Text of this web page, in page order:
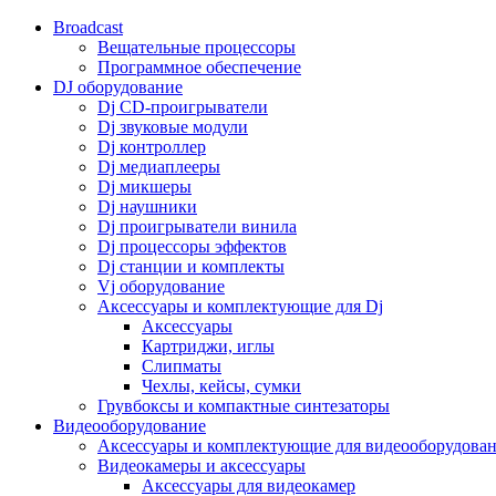
Broadcast
Вещательные процессоры
Программное обеспечение
DJ оборудование
Dj CD-проигрыватели
Dj звуковые модули
Dj контроллер
Dj медиаплееры
Dj микшеры
Dj наушники
Dj проигрыватели винила
Dj процессоры эффектов
Dj станции и комплекты
Vj оборудование
Аксессуары и комплектующие для Dj
Аксессуары
Картриджи, иглы
Слипматы
Чехлы, кейсы, сумки
Грувбоксы и компактные синтезаторы
Видеооборудование
Аксессуары и комплектующие для
Видеокамеры и аксессуары
Аксессуары для видеокамер